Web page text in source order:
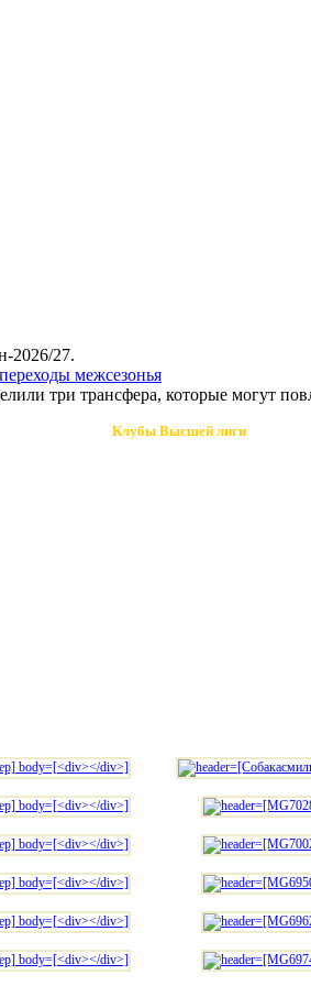
2026/27.
межсезонья
три трансфера, которые могут
Клубы Высшей лиги